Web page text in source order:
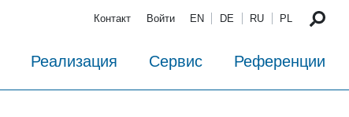
Контакт Войти EN DE RU PL
Реализация Сервис Референции